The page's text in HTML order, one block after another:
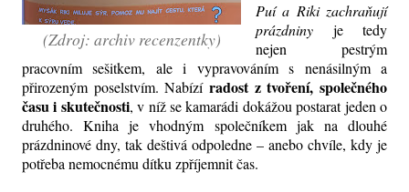
(Zdroj: archiv recenzentky)
Puí a Riki zachraňují
prázdniny je tedy
nejen pestrým
pracovním sešitkem, ale i vypravováním s nenásilným a
přirozeným poselstvím. Nabízí radost z tvoření, společného
času i skutečnosti, v níž se kamarádi dokážou postarat jeden o
druhého. Kniha je vhodným společníkem jak na dlouhé
prázdninové dny, tak deštivá odpoledne – anebo chvíle, kdy je
potřeba nemocnému dítku zpříjemnit čas.